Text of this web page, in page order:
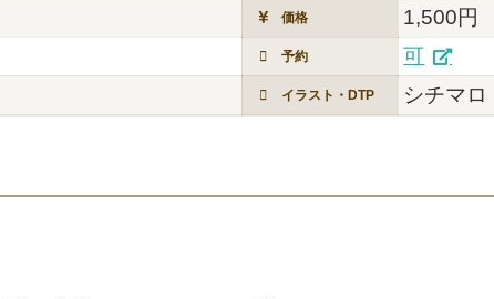
価格 1,500円
予約 可
イラスト・DTP シチマロ